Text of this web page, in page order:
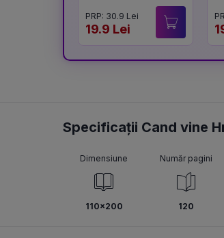
PRP: 30.9 Lei
19.9 Lei
Specificații Cand vine
Dimensiune
110x200
Număr pagini
120